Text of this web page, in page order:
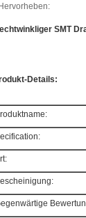
SMT
Details: